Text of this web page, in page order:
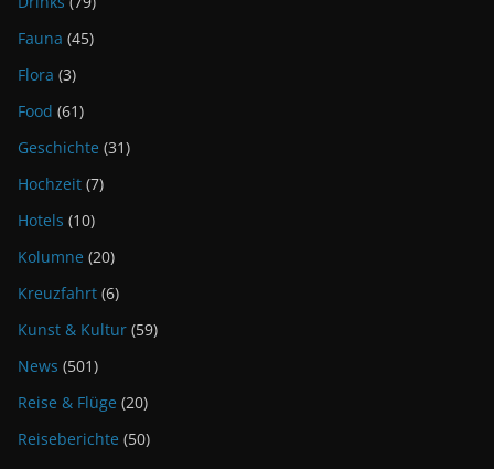
Fauna (45)
Flora (3)
Food (61)
Geschichte (31)
Hochzeit (7)
Hotels (10)
Kolumne (20)
Kreuzfahrt (6)
Kunst & Kultur (59)
News (501)
Reise & Flüge (20)
Reiseberichte (50)